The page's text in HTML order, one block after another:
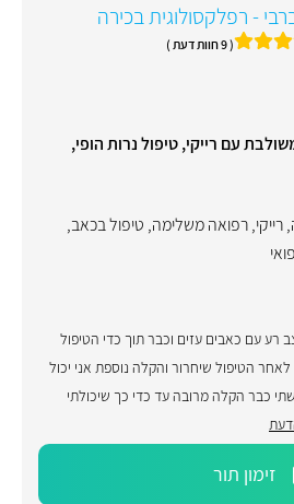
- רפלקסולוגית בכירה
( 9 חוות דעת )
עם רייקי, טיפול נרות הופי,
,רייקי,רפואה משלימה, טיפול בכאב,
רע עם כאבים עזים וכבר תוך כדי הטיפול
הטיפול שיחרור והקלה נוספת אני יכול
כבר הקלה מרובה עד כדי כך שיכולתי
זימון תור